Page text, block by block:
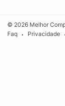
© 2026 Melhor
Faq
• Privacidade